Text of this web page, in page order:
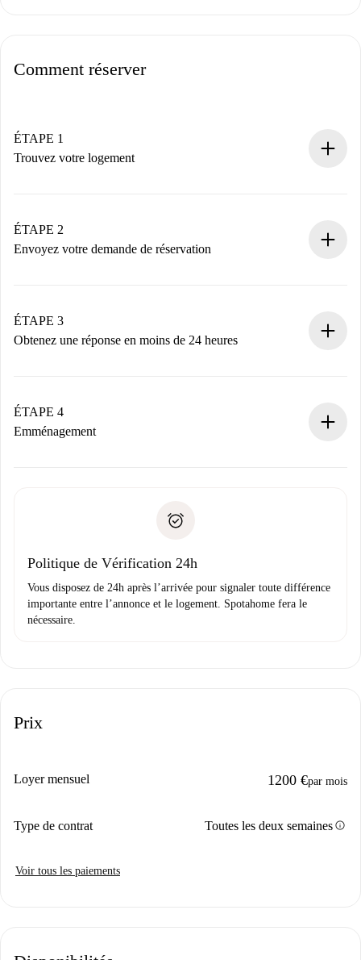
Comment réserver
ÉTAPE 1
Trouvez votre logement
Vous disposez à l’avance de toutes les informations
nécessaires.
ÉTAPE 2
Envoyez votre demande de réservation
Nous ne vous facturerons rien tant que le propriétaire
n’aura pas accepté.
ÉTAPE 3
Obtenez une réponse en moins de 24 heures
contact avec le propriétaire.
Si refusé : aucun prélèvement et nous vous proposerons
Justificatif de solvabilité
ÉTAPE 4
Emménagement
uniquement si aucun problème n'est signalé.
Politique de Vérification 24h
Vous disposez de 24h après l’arrivée pour signaler toute différence
importante entre l’annonce et le logement. Spotahome fera le
nécessaire.
Prix
Loyer mensuel 1200 €par mois
Type de contrat Toutes les deux semainesinfo
Voir tous les paiements